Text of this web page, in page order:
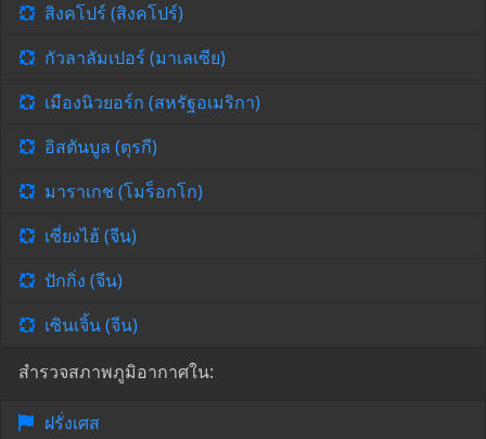
สิงคโปร์ (สิงคโปร์)
กัวลาลัมเปอร์ (มาเลเซีย)
เมืองนิวยอร์ก (สหรัฐอเมริกา)
อิสตันบูล (ตุรกี)
มาราเกช (โมร็อกโก)
เซี่ยงไฮ้ (จีน)
ปักกิ่ง (จีน)
เซินเจิ้น (จีน)
สำรวจสภาพภูมิอากาศใน:
ฝรั่งเศส